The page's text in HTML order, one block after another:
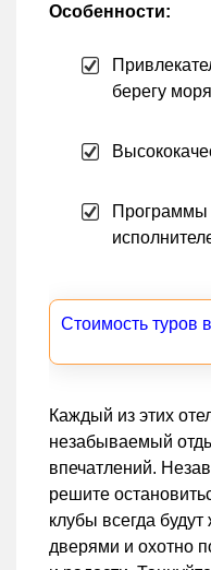
Особенности:
берегу моря
Программы
Стоимость туров
Каждый из этих
незабываемый
впечатлений.
решите
клубы всегда
дверями и охотно